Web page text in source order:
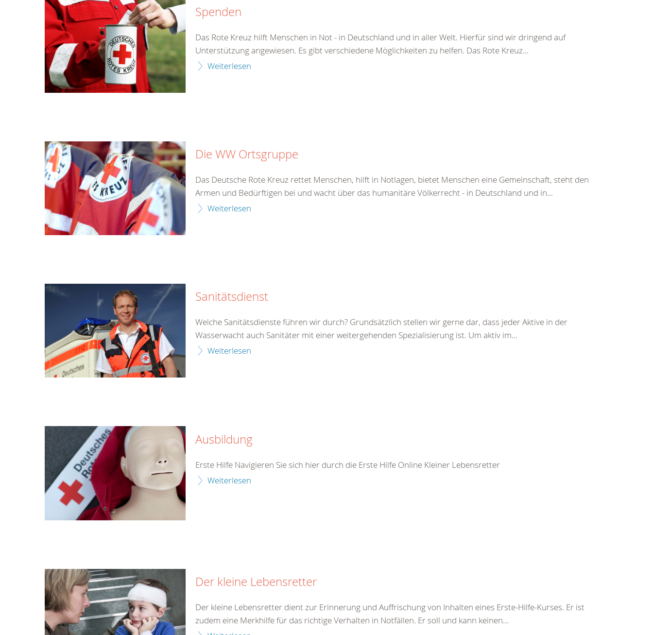
Spenden
Das Rote Kreuz hilft Menschen in Not - in Deutschland und in aller Welt. Hierfür sind wir dringend auf
Unterstützung angewiesen. Es gibt verschiedene Möglichkeiten zu helfen. Das Rote Kreuz...
Weiterlesen
Die WW Ortsgruppe
Das Deutsche Rote Kreuz rettet Menschen, hilft in Notlagen, bietet Menschen eine Gemeinschaft, steht den
Armen und Bedürftigen bei und wacht über das humanitäre Völkerrecht - in Deutschland und in...
Weiterlesen
Sanitätsdienst
Welche Sanitätsdienste führen wir durch? Grundsätzlich stellen wir gerne dar, dass jeder Aktive in der
Wasserwacht auch Sanitäter mit einer weitergehenden Spezialisierung ist. Um aktiv im...
Weiterlesen
Ausbildung
Erste Hilfe Navigieren Sie sich hier durch die Erste Hilfe Online Kleiner Lebensretter
Weiterlesen
Der kleine Lebensretter
Der kleine Lebensretter dient zur Erinnerung und Auffrischung von Inhalten eines Erste-Hilfe-Kurses. Er ist
zudem eine Merkhilfe für das richtige Verhalten in Notfällen. Er soll und kann keinen...